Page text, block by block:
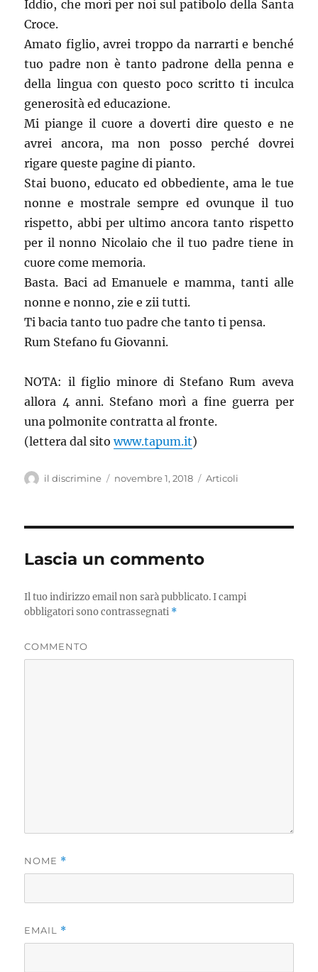
Iddio, che morì per noi sul patibolo della Santa
Croce.
Amato figlio, avrei troppo da narrarti e benché
tuo padre non è tanto padrone della penna e
della lingua con questo poco scritto ti inculca
generosità ed educazione.
Mi piange il cuore a doverti dire questo e ne
avrei ancora, ma non posso perché dovrei
rigare queste pagine di pianto.
Stai buono, educato ed obbediente, ama le tue
nonne e mostrale sempre ed ovunque il tuo
rispetto, abbi per ultimo ancora tanto rispetto
per il nonno Nicolaio che il tuo padre tiene in
cuore come memoria.
Basta. Baci ad Emanuele e mamma, tanti alle
nonne e nonno, zie e zii tutti.
Ti bacia tanto tuo padre che tanto ti pensa.
Rum Stefano fu Giovanni.
NOTA: il figlio minore di Stefano Rum aveva
allora 4 anni. Stefano morì a fine guerra per
una polmonite contratta al fronte.
(lettera dal sitowww.tapum.it)
Autore
il discrimine
Pubblicato
novembre 1, 2018 Categorie
Articoli
Lascia un commento
Il tuo indirizzo email non sarà pubblicato.I campi
obbligatori sono contrassegnati *
COMMENTO
NOME *
EMAIL *